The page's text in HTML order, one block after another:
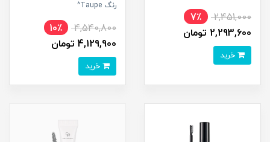
2,451,000
7٪
2,293,600 تومان
رنگ Taupe^
4,540,800
10٪
4,129,900 تومان